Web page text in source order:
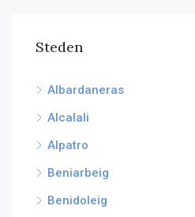
Steden
Albardaneras
Alcalali
Alpatro
Beniarbeig
Benidoleig